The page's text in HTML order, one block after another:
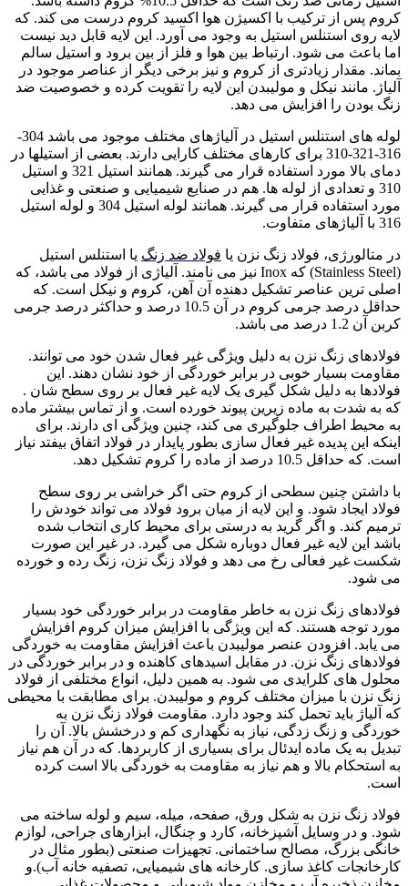
کروم پس از ترکیب با اکسیژن هوا اکسید کروم درست می کند. که
لایه روی استنلس استیل به وجود می آورد. این لایه قابل دید نیست
اما باعث می شود. ارتباط بین هوا و فلز از بین برود و استیل سالم
بماند. مقدار زیادتری از کروم و نیز برخی دیگر از عناصر موجود در
آلیاژ. مانند نیکل و مولیبدن این لایه را تقویت کرده و خصوصیت ضد
زنگ بودن را افزایش می دهد.
لوله های استنلس استیل در آلیاژهای مختلف موجود می باشد 304-
316-321-310 برای کارهای مختلف کارایی دارند. بعضی از استیلها در
دمای بالا مورد استفاده قرار می گیرند. همانند استیل 321 و استیل
310 و تعدادی از لوله ها. هم در صنایع شیمیایی و صنعتی و غذایی
مورد استفاده قرار می گیرند. همانند لوله استیل 304 و لوله استیل
316 با آلیاژهای متفاوت.
در متالورژی، فولاد زنگ نزن یا فولاد ضد زنگ یا استنلس استیل
(Stainless Steel) که Inox نیز می نامند. آلیاژی از فولاد می باشد، که
اصلی ترین عناصر تشکیل دهنده آن آهن، کروم و نیکل است. که
حداقل درصد جرمی کروم در آن 10.5 درصد و حداکثر درصد جرمی
کربن آن 1.2 درصد می باشد.
فولادهای زنگ نزن به دلیل ویژگی غیر فعال شدن خود می توانند.
مقاومت بسیار خوبی در برابر خوردگی از خود نشان دهند. این
فولادها به دلیل شکل گیری یک لایه غیر فعال بر روی سطح شان .
که به شدت به ماده زیرین پیوند خورده است. و از تماس بیشتر ماده
به محیط اطراف جلوگیری می کند، چنین ویژگی ای دارند. برای
اینکه این پدیده غیر فعال سازی بطور پایدار در فولاد اتفاق بیفتد نیاز
است. که حداقل 10.5 درصد از ماده را کروم تشکیل دهد.
با داشتن چنین سطحی از کروم حتی اگر خراشی بر روی سطح
فولاد ایجاد شود. و این لایه از میان برود فولاد می تواند خودش را
ترمیم کند. و اگر گرید به درستی برای محیط کاری انتخاب شده
باشد این لایه غیر فعال دوباره شکل می گیرد. در غیر این صورت
شکست غیر فعالی رخ می دهد و فولاد زنگ نزن، زنگ رده و خورده
می شود.
فولادهای زنگ نزن به خاطر مقاومت در برابر خوردگی خود بسیار
مورد توجه هستند. که این ویژگی با افزایش میزان کروم افزایش
می یابد. افزودن عنصر مولیبدن باعث افزایش مقاومت به خوردگی
فولادهای زنگ نزن. در مقابل اسیدهای کاهنده و در برابر خوردگی در
محلول های کلرایدی می شود. به همین دلیل، انواع مختلفی از فولاد
زنگ نزن با میزان مختلف کروم و مولیبدن. برای مطابقت با محیطی
که آلیاژ باید تحمل کند وجود دارد. مقاومت فولاد زنگ نزن به
خوردگی و زنگ زدگی، نیاز به نگهداری کم و درخشش بالا. آن را
تبدیل به یک ماده ایدئال برای بسیاری از کاربردها. که در آن هم نیاز
به استحکام بالا و هم نیاز به مقاومت به خوردگی بالا است کرده
است.
فولاد زنگ نزن به شکل ورق، صفحه، میله، سیم و لوله ساخته می
شود. و در وسایل آشپزخانه، کارد و چنگال، ابزارهای جراحی، لوازم
خانگی بزرگ، مصالح ساختمانی. تجهیزات صنعتی (بطور مثال در
کارخانجات کاغذ سازی. کارخانه های شیمیایی، تصفیه خانه آب).و